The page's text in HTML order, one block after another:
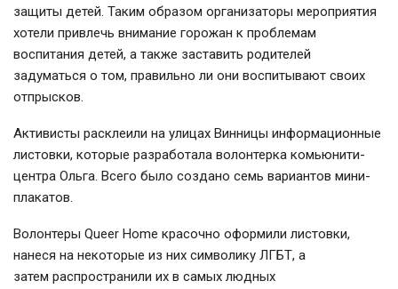
защиты детей. Таким образом организаторы мероприятия
хотели привлечь внимание горожан к проблемам
воспитания детей, а также заставить родителей
задуматься о том, правильно ли они воспитывают своих
отпрысков.
Активисты расклеили на улицах Винницы информационные
листовки, которые разработала волонтерка комьюнити-
центра Ольга. Всего было создано семь вариантов мини-
плакатов.
Волонтеры Queer Home красочно оформили листовки,
нанеся на некоторые из них символику ЛГБТ, а
затем распространили их в самых людных